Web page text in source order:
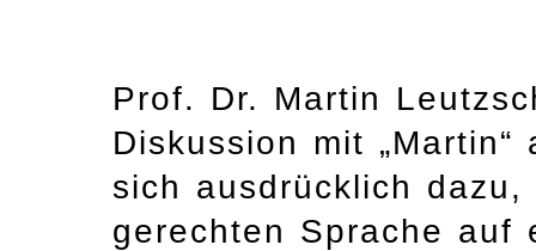
Prof. Dr. Martin
Diskussion mit
sich ausdrücklich
gerechten Sprache auf